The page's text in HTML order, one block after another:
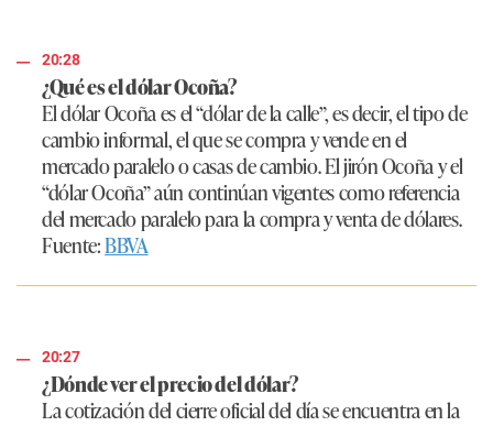
20:28
¿Qué es el dólar Ocoña?
El dólar Ocoña es el “dólar de la calle”, es decir, el tipo de
cambio informal, el que se compra y vende en el
mercado paralelo o casas de cambio. El jirón Ocoña y el
“dólar Ocoña” aún continúan vigentes como referencia
del mercado paralelo para la compra y venta de dólares.
Fuente:BBVA
20:27
¿Dónde ver el precio del dólar?
La cotización del cierre oficial del día se encuentra en la